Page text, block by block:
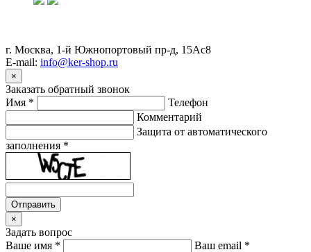
г. Москва, 1-й Южнопортовый пр-д, 15Ас8
E-mail: info@ker-shop.ru
×
Заказать обратный звонок
Имя *
Телефон
Комментарий
Защита от автоматического
заполнения *
Отправить
×
Задать вопрос
Ваше имя * Ваш email *